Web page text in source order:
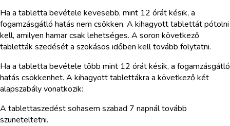
Ha a tabletta bevétele kevesebb, mint 12 órát késik, a
fogamzásgátló hatás nem csökken. A kihagyott tablettát pótolni
kell, amilyen hamar csak lehetséges. A soron következő
tabletták szedését a szokásos időben kell tovább folytatni.
Ha a tabletta bevétele több mint 12 órát késik, a fogamzásgátló
hatás csökkenhet. A kihagyott tablettákra a következő két
alapszabály vonatkozik:
A tablettaszedést sohasem szabad 7 napnál tovább
szüneteltetni.